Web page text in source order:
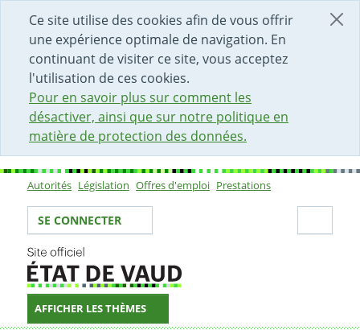
Ce site utilise des cookies afin de vous offrir
une expérience optimale de navigation. En
continuant de visiter ce site, vous acceptez
l'utilisation de ces cookies.
Pour en savoir plus sur comment les
désactiver, ainsi que sur notre politique en
matière de protection des données.
DÉBUT DU CONTENU DE LA PAGE
ACCÈS AU CHAMP DE RECHERCHE
PAGE D'ACCUEIL
FORMULAIRE DE CONTACT
Sous-navigation
Autorités Législation Offres d'emploi Prestations
Votre identité
SE CONNECTER
AFFICHER LES THÈMES